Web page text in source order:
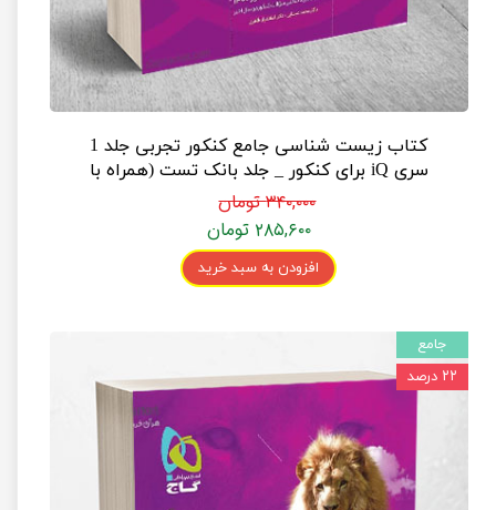
کتاب زیست شناسی جامع کنکور تجربی جلد 1
سری iQ برای کنکور _ جلد بانک تست (همراه با
پاسخ‌نامه کلیدی)
۳۴۰,۰۰۰ تومان
۲۸۵,۶۰۰ تومان
افزودن به سبد خرید
جامع
۲۲ درصد